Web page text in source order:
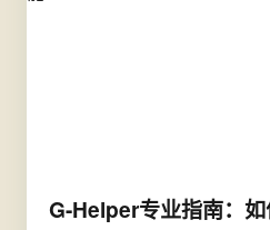
G-Helper专业指南：